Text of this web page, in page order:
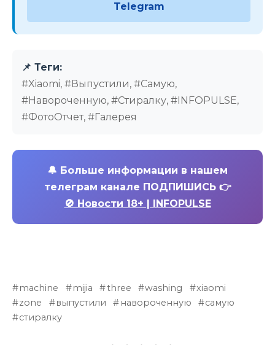
Telegram
📌 Теги:
#Xiaomi, #Выпустили, #Самую,
#Навороченную, #Стиралку, #INFOPULSE,
#ФотоОтчет, #Галерея
🔔 Больше информации в нашем
телеграм канале ПОДПИШИСЬ 👉
🚫 Новости 18+ | INFOPULSE
machine mijia three washing
xiaomi
zone
выпустили навороченную
самую
стиралку